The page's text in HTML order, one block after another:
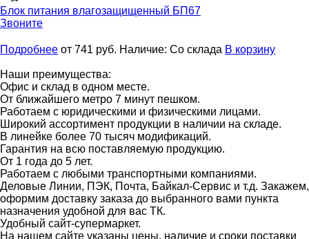
Блок питания влагозащищенный БП67
Звоните
Подробнее от 741 руб. Наличие: Со склада В корзину
Наши преимущества:
Офис и склад в одном месте.
От ближайшего метро 7 минут пешком.
Работаем с юридическими и физическими лицами.
Широкий ассортимент продукции в наличии на складе.
В линейке более 70 тысяч модификаций.
Гарантия на всю поставляемую продукцию.
От 1 года до 5 лет.
Работаем с любыми транспортными компаниями.
Деловые Линии, ПЭК, Почта, Байкал-Сервис и т.д. Закажем,
оформим доставку заказа до выбранного вами пункта
назначения удобной для вас ТК.
Удобный сайт-супермаркет.
На нашем сайте указаны цены, наличие и сроки поставки